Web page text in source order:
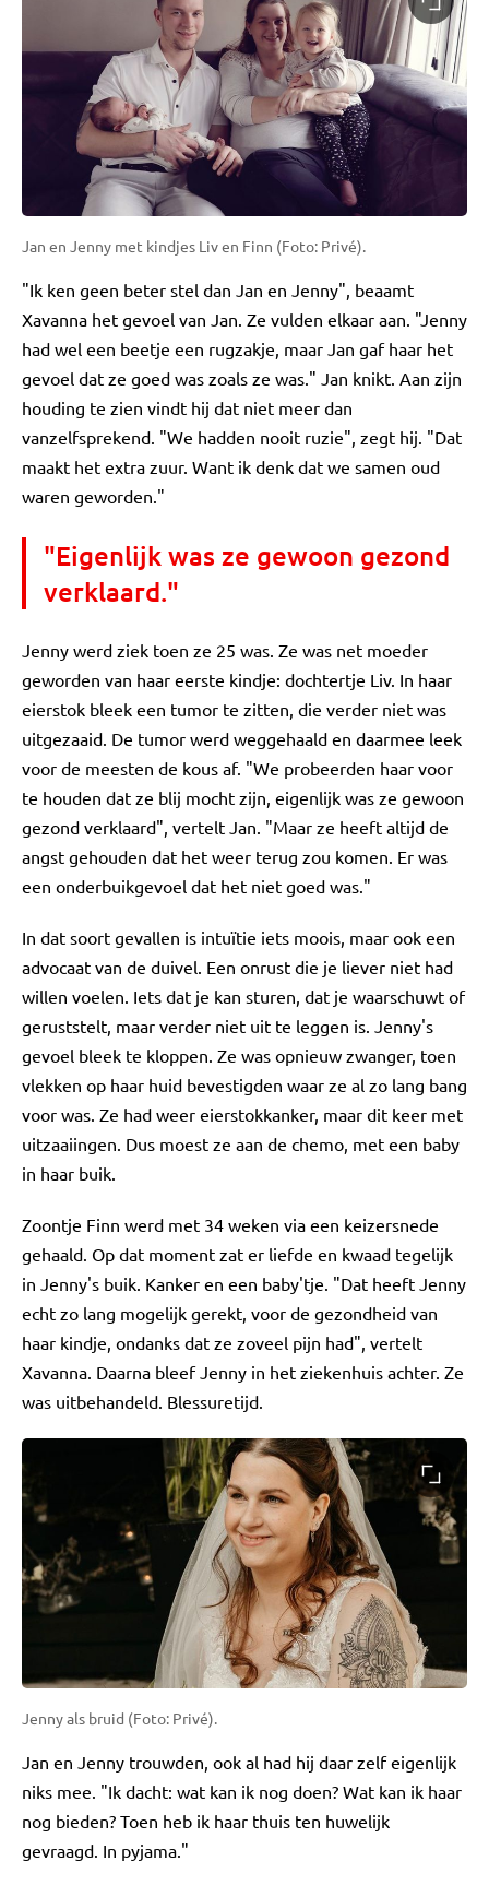
Jan en Jenny met kindjes Liv en Finn (Foto: Privé).
"Ik ken geen beter stel dan Jan en Jenny", beaamt
Xavanna het gevoel van Jan. Ze vulden elkaar aan. "Jenny
had wel een beetje een rugzakje, maar Jan gaf haar het
gevoel dat ze goed was zoals ze was." Jan knikt. Aan zijn
houding te zien vindt hij dat niet meer dan
vanzelfsprekend. "We hadden nooit ruzie", zegt hij. "Dat
maakt het extra zuur. Want ik denk dat we samen oud
waren geworden."
"Eigenlijk was ze gewoon gezond
verklaard."
Jenny werd ziek toen ze 25 was. Ze was net moeder
geworden van haar eerste kindje: dochtertje Liv. In haar
eierstok bleek een tumor te zitten, die verder niet was
uitgezaaid. De tumor werd weggehaald en daarmee leek
voor de meesten de kous af. "We probeerden haar voor
te houden dat ze blij mocht zijn, eigenlijk was ze gewoon
gezond verklaard", vertelt Jan. "Maar ze heeft altijd de
angst gehouden dat het weer terug zou komen. Er was
een onderbuikgevoel dat het niet goed was."
In dat soort gevallen is intuïtie iets moois, maar ook een
advocaat van de duivel. Een onrust die je liever niet had
willen voelen. Iets dat je kan sturen, dat je waarschuwt of
geruststelt, maar verder niet uit te leggen is. Jenny's
gevoel bleek te kloppen. Ze was opnieuw zwanger, toen
vlekken op haar huid bevestigden waar ze al zo lang bang
voor was. Ze had weer eierstokkanker, maar dit keer met
uitzaaiingen. Dus moest ze aan de chemo, met een baby
in haar buik.
Zoontje Finn werd met 34 weken via een keizersnede
gehaald. Op dat moment zat er liefde en kwaad tegelijk
in Jenny's buik. Kanker en een baby'tje. "Dat heeft Jenny
echt zo lang mogelijk gerekt, voor de gezondheid van
haar kindje, ondanks dat ze zoveel pijn had", vertelt
Xavanna. Daarna bleef Jenny in het ziekenhuis achter. Ze
was uitbehandeld. Blessuretijd.
Jenny als bruid (Foto: Privé).
Jan en Jenny trouwden, ook al had hij daar zelf eigenlijk
niks mee. "Ik dacht: wat kan ik nog doen? Wat kan ik haar
nog bieden? Toen heb ik haar thuis ten huwelijk
gevraagd. In pyjama."